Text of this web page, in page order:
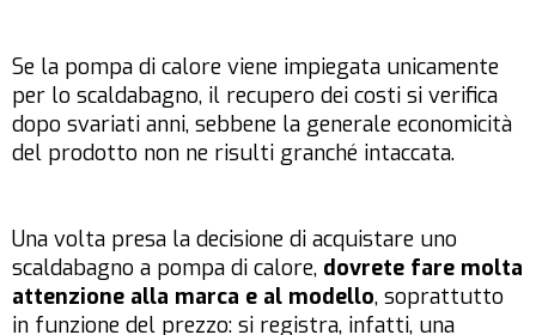
Se la pompa di calore viene impiegata unicamente
per lo scaldabagno, il recupero dei costi si verifica
dopo svariati anni, sebbene la generale economicità
del prodotto non ne risulti granché intaccata.
Una volta presa la decisione di acquistare uno
scaldabagno a pompa di calore, dovrete fare molta
attenzione alla marca e al modello, soprattutto
in funzione del prezzo: si registra, infatti, una